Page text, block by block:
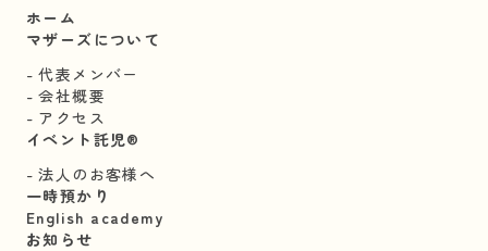
ホーム
マザーズについて
代表メンバー
会社概要
アクセス
イベント託児®︎
法人のお客様へ
一時預かり
English academy
お知らせ